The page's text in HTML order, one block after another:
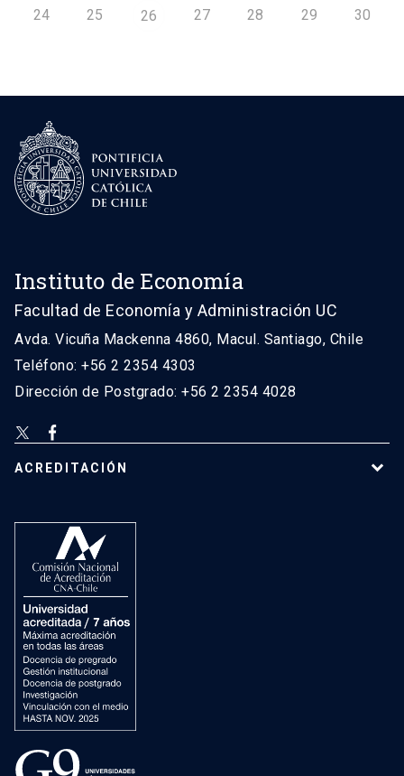
24 25 26 27 28 29 30
Instituto de Economía
Facultad de Economía y Administración UC
Avda. Vicuña Mackenna 4860, Macul. Santiago, Chile
Teléfono: +56 2 2354 4303
Dirección de Postgrado: +56 2 2354 4028
ACREDITACIÓN